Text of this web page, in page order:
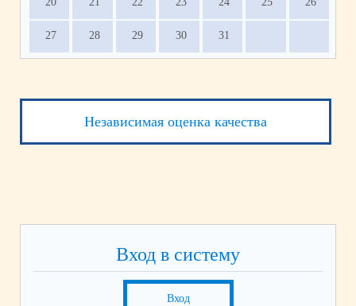
27 28 29 30 31
Независимая оценка качества
Вход в систему
Вход